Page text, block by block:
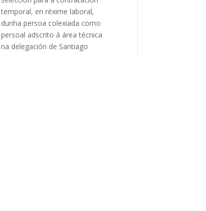
temporal, en réxime laboral,
dunha persoa colexiada como
persoal adscrito á área técnica
na delegación de Santiago